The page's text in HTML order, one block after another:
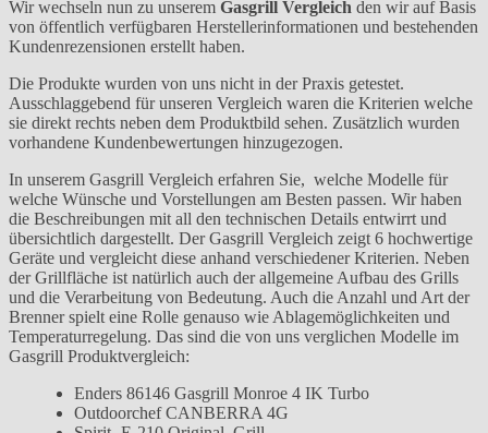
Wir wechseln nun zu unserem Gasgrill Vergleich den wir auf Basis
von öffentlich verfügbaren Herstellerinformationen und bestehenden
Kundenrezensionen erstellt haben.
Die Produkte wurden von uns nicht in der Praxis getestet.
Ausschlaggebend für unseren Vergleich waren die Kriterien welche
sie direkt rechts neben dem Produktbild sehen. Zusätzlich wurden
vorhandene Kundenbewertungen hinzugezogen.
In unserem Gasgrill Vergleich erfahren Sie, welche Modelle für
welche Wünsche und Vorstellungen am Besten passen. Wir haben
die Beschreibungen mit all den technischen Details entwirrt und
übersichtlich dargestellt. Der Gasgrill Vergleich zeigt 6 hochwertige
Geräte und vergleicht diese anhand verschiedener Kriterien. Neben
der Grillfläche ist natürlich auch der allgemeine Aufbau des Grills
und die Verarbeitung von Bedeutung. Auch die Anzahl und Art der
Brenner spielt eine Rolle genauso wie Ablagemöglichkeiten und
Temperaturregelung. Das sind die von uns verglichen Modelle im
Gasgrill Produktvergleich:
Enders 86146 Gasgrill Monroe 4 IK Turbo
Outdoorchef CANBERRA 4G